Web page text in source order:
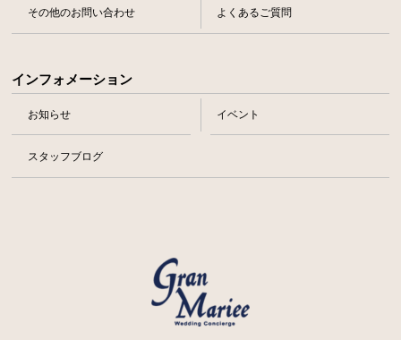
その他のお問い合わせ よくあるご質問
インフォメーション
お知らせ イベント
スタッフブログ